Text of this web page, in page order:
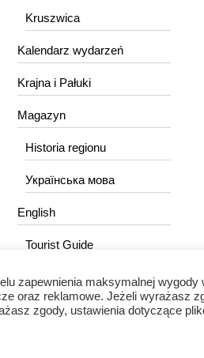
Kruszwica
Kalendarz wydarzeń
Krajna i Pałuki
Magazyn
Historia regionu
Українська мова
English
Tourist Guide
zapewnienia maksymalnej
oraz reklamowe. Jeżeli wyrażasz
zgody, ustawienia dotyczące